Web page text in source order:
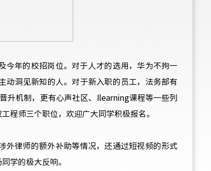
今年的校招岗位。对于人才的选用，华为不拘一
动洞见新知的人。对于新入职的员工，法务部有
升机制，更有心声社区、 Ilearning课程等一些列
程师三个职位，欢迎广大同学积极报名。
外律师的额外补助等情况，还通过短视频的形式
学的极大反响。